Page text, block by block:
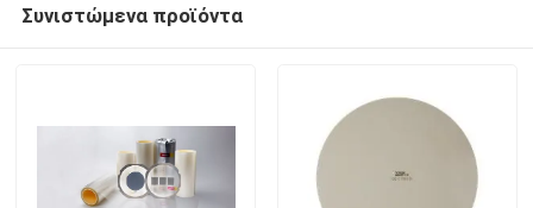
Συνιστώμενα προϊόντα